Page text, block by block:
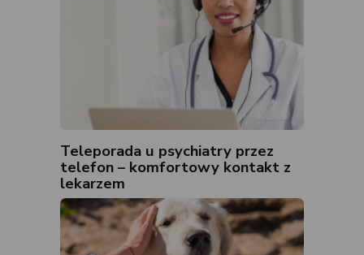
Teleporada u psychiatry przez
telefon – komfortowy kontakt z
lekarzem